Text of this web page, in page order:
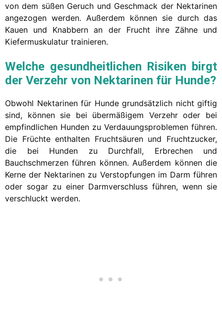
von dem süßen Geruch und Geschmack der Nektarinen
angezogen werden. Außerdem können sie durch das
Kauen und Knabbern an der Frucht ihre Zähne und
Kiefermuskulatur trainieren.
Welche gesundheitlichen Risiken birgt
der Verzehr von Nektarinen für Hunde?
Obwohl Nektarinen für Hunde grundsätzlich nicht giftig
sind, können sie bei übermäßigem Verzehr oder bei
empfindlichen Hunden zu Verdauungsproblemen führen.
Die Früchte enthalten Fruchtsäuren und Fruchtzucker,
die bei Hunden zu Durchfall, Erbrechen und
Bauchschmerzen führen können. Außerdem können die
Kerne der Nektarinen zu Verstopfungen im Darm führen
oder sogar zu einer Darmverschluss führen, wenn sie
verschluckt werden.